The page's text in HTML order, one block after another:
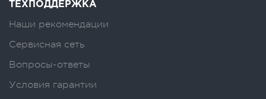
ТЕХПОДДЕРЖКА
Наши рекомендации
Сервисная сеть
Вопросы-ответы
Условия гарантии